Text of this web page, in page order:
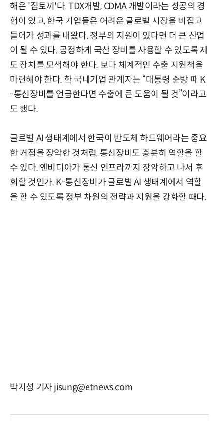
해온 '집토끼'다. TDX개발, CDMA 개발이라는 성공의 경
험이 있고, 한국 기업들은 어려운 글로벌 시장을 비집고
들어가 성과를 내왔다. 정부의 지원이 있다면 더 큰 산업
이 될 수 있다. 공정하게 국산 장비를 사용할 수 있도록 제
도 장치를 모색해야 한다. 보다 체계적인 수출 지원책을
마련해야 한다. 한 국내기업 관계자는 “대통령 순방 때 K
-통신장비를 언급한다면 수출에 큰 도움이 될 것”이라고
도 했다.
글로벌 AI 생태계에서 한국이 반도체 하드웨어라는 중요
한 거점을 장악한 것처럼, 통신장비도 충분히 역할을 할
수 있다. 엔비디아가 통신 인프라까지 장악하고 나서 후
회할 것인가. K-통신장비가 글로벌 AI 생태계에서 역할
을 할 수 있도록 정부 차원의 전략과 지원을 강화할 때다.
박지성 기자 jisung@etnews.com